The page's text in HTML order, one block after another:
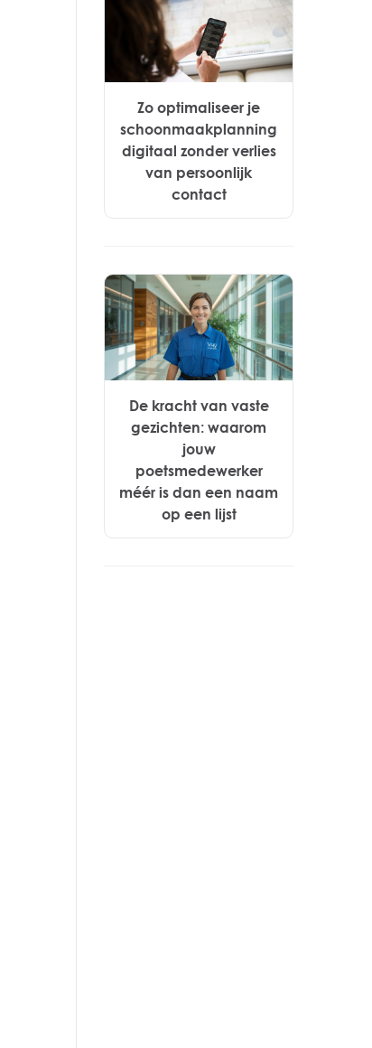
Zo optimaliseer je
schoonmaakplanning
digitaal zonder verlies
van persoonlijk
contact
De kracht van vaste
gezichten: waarom
jouw
poetsmedewerker
méér is dan een naam
op een lijst